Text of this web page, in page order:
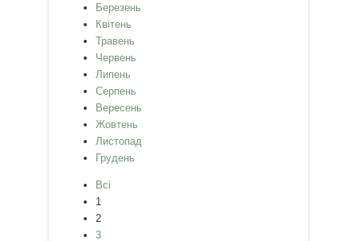
Березень
Квітень
Травень
Червень
Липень
Серпень
Вересень
Жовтень
Листопад
Грудень
Всі
1
2
3